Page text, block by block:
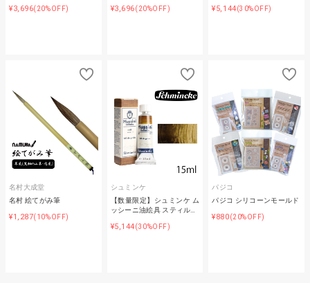
¥3,696(20%OFF) ¥3,696(20%OFF) ¥5,144(30%OFF)
名村大成堂
名村 絵てがみ筆
¥1,287(10%OFF)
シュミンケ
【数量限定】シュミンケ ム
ッシーニ油絵具 スティル…
¥5,144(30%OFF)
パジコ
パジコ シリコーンモールド
¥880(20%OFF)